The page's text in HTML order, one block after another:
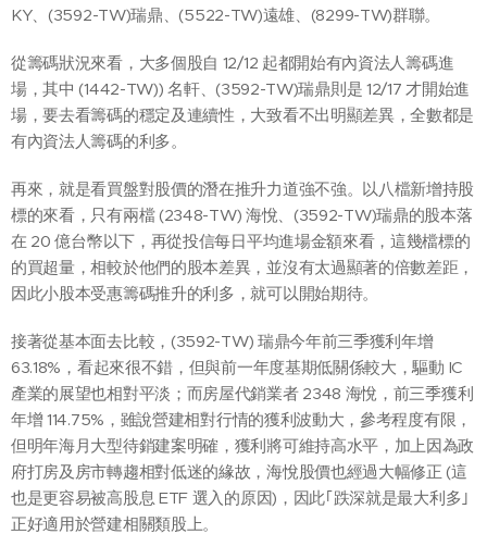
KY、(3592-TW)瑞鼎、(5522-TW)遠雄、(8299-TW)群聯。
從籌碼狀況來看，大多個股自 12/12 起都開始有內資法人籌碼進
場，其中 (1442-TW)) 名軒、(3592-TW)瑞鼎則是 12/17 才開始進
場，要去看籌碼的穩定及連續性，大致看不出明顯差異，全數都是
有內資法人籌碼的利多。
再來，就是看買盤對股價的潛在推升力道強不強。以八檔新增持股
標的來看，只有兩檔 (2348-TW) 海悅、(3592-TW)瑞鼎的股本落
在 20 億台幣以下，再從投信每日平均進場金額來看，這幾檔標的
的買超量，相較於他們的股本差異，並沒有太過顯著的倍數差距，
因此小股本受惠籌碼推升的利多，就可以開始期待。
接著從基本面去比較，(3592-TW) 瑞鼎今年前三季獲利年增
63.18%，看起來很不錯，但與前一年度基期低關係較大，驅動 IC
產業的展望也相對平淡；而房屋代銷業者 2348 海悅，前三季獲利
年增 114.75%，雖說營建相對行情的獲利波動大，參考程度有限，
但明年海月大型待銷建案明確，獲利將可維持高水平，加上因為政
府打房及房市轉趨相對低迷的緣故，海悅股價也經過大幅修正 (這
也是更容易被高股息 ETF 選入的原因)，因此｢跌深就是最大利多｣
正好適用於營建相關類股上。